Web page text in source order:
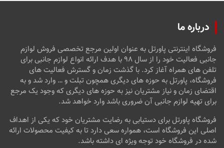
درباره ما
فروشگاه اینترنتی پاورتل به عنوان اولین مرجع تخصصی فروش لوازم
جانبی فعالیت خود را از سال ۹۸ با هدف ارائه انواع لوازم جانبی برای
تلفن های همراه آغاز کرد. با گذشت زمان و گسترش فعالیت های
فروشگاه، پاورتل به حوزه های دیگری همچون تبلت و … وارد شد و به
اقتضای زمان و نیاز مشتریان نیز به حوزه های دیگری که وجود یک مرجع
برای تهیه لوازم جانبی آن ضروری باشد وارد خواهد شد.
فروشگاه پاورتل برای دستیابی به رضایت مشتریان خود که یکی از اهداف
اصلی این فروشگاه است، همواره سعی دارد تا به کیفیت محصولات ارائه
شده در فروشگاه خود توجه ویژه ای داشته باشد.